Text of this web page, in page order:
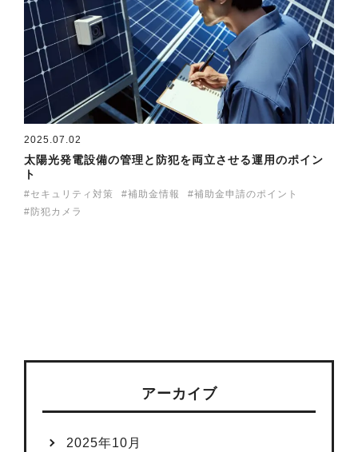
2025.07.02
太陽光発電設備の管理と防犯を両立させる運用のポイン
ト
セキュリティ対策 補助金情報
補助金申請のポイント
防犯カメラ
アーカイブ
2025年10月